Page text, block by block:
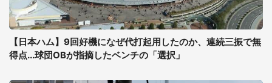
【日本ハム】9回好機になぜ代打起用したのか、連続三振で無
得点...球団OBが指摘したベンチの「選択」